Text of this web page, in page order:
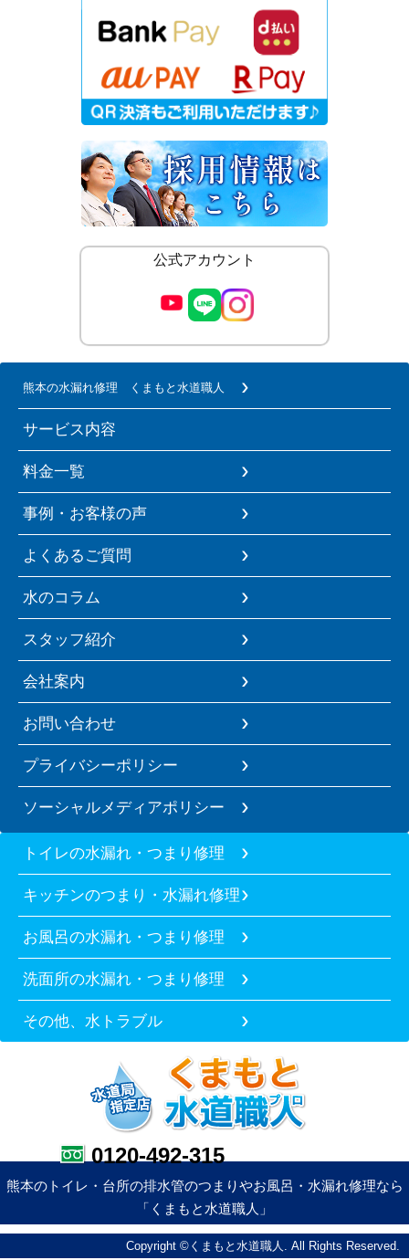
公式アカウント
熊本の水漏れ修理 くまもと水道職人
サービス内容
料金一覧
事例・お客様の声
よくあるご質問
水のコラム
スタッフ紹介
会社案内
お問い合わせ
プライバシーポリシー
ソーシャルメディアポリシー
トイレの水漏れ・つまり修理
キッチンのつまり・水漏れ修理
お風呂の水漏れ・つまり修理
洗面所の水漏れ・つまり修理
その他、水トラブル
0120-492-315
熊本のトイレ・台所の排水管のつまりやお風呂・水漏れ修理なら
「くまもと水道職人」
Copyright ©くまもと水道職人. All Rights Reserved.